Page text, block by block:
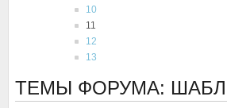
10
11
12
13
ТЕМЫ ФОРУМА: